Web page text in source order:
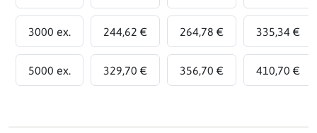
3000 ex. 244,62 € 264,78 € 335,34 €
5000 ex. 329,70 € 356,70 € 410,70 €